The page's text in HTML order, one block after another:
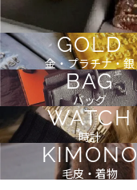
GOLD
金・プラチナ・銀
BAG
バッグ
WATCH
時計
KIMONO
毛皮・着物